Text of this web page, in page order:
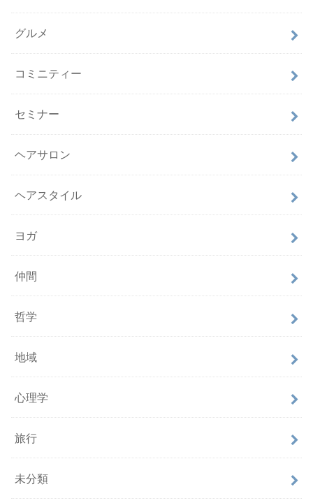
グルメ
コミニティー
セミナー
ヘアサロン
ヘアスタイル
ヨガ
仲間
哲学
地域
心理学
旅行
未分類